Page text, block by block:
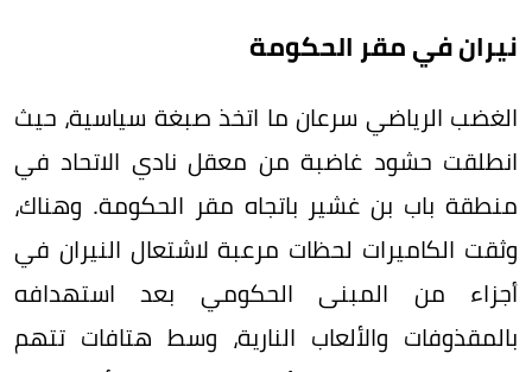
نيران في مقر الحكومة
الغضب الرياضي سرعان ما اتخذ صبغة سياسية، حيث
انطلقت حشود غاضبة من معقل نادي الاتحاد في
منطقة باب بن غشير باتجاه مقر الحكومة. وهناك،
وثقت الكاميرات لحظات مرعبة لاشتعال النيران في
أجزاء من المبنى الحكومي بعد استهدافه
بالمقذوفات والألعاب النارية، وسط هتافات تتهم